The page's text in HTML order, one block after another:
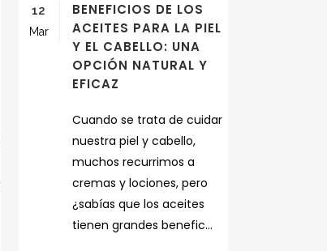
12
Mar
BENEFICIOS DE LOS
ACEITES PARA LA PIEL
Y EL CABELLO: UNA
OPCIÓN NATURAL Y
EFICAZ
Cuando se trata de cuidar
nuestra piel y cabello,
muchos recurrimos a
cremas y lociones, pero
¿sabías que los aceites
tienen grandes benefic...